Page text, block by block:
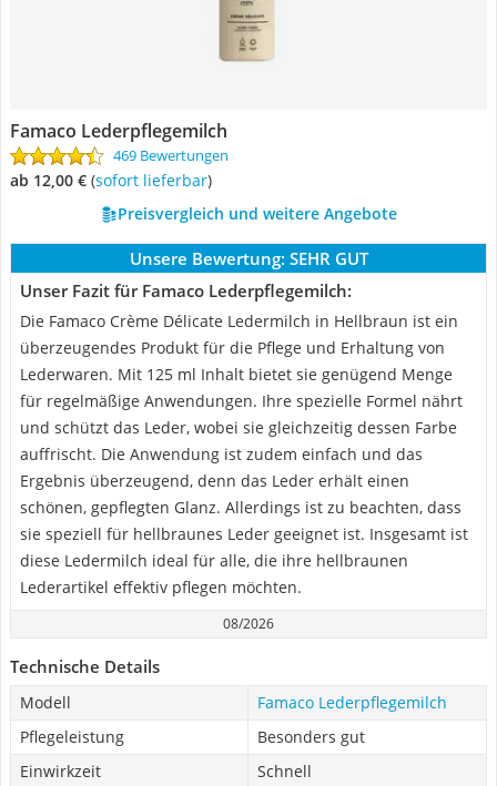
Famaco Lederpflegemilch
469 Bewertungen
ab 12,00 € ( Sofort lieferbar)
Preisvergleich und weitere Angebote
Unsere Bewertung: SEHR GUT
Unser Fazit für Famaco Lederpflegemilch:
Die Famaco Crème Délicate Ledermilch in Hellbraun ist ein
überzeugendes Produkt für die Pflege und Erhaltung von
Lederwaren. Mit 125 ml Inhalt bietet sie genügend Menge
für regelmäßige Anwendungen. Ihre spezielle Formel nährt
und schützt das Leder, wobei sie gleichzeitig dessen Farbe
auffrischt. Die Anwendung ist zudem einfach und das
Ergebnis überzeugend, denn das Leder erhält einen
schönen, gepflegten Glanz. Allerdings ist zu beachten, dass
sie speziell für hellbraunes Leder geeignet ist. Insgesamt ist
diese Ledermilch ideal für alle, die ihre hellbraunen
Lederartikel effektiv pflegen möchten.
08/2026
Technische Details
Modell
Famaco Lederpflegemilch
Pflegeleistung
Besonders gut
Einwirkzeit
Schnell